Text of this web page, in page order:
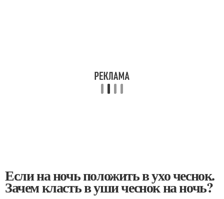
Если на ночь положить в ухо чеснок.
Зачем класть в уши чеснок на ночь?